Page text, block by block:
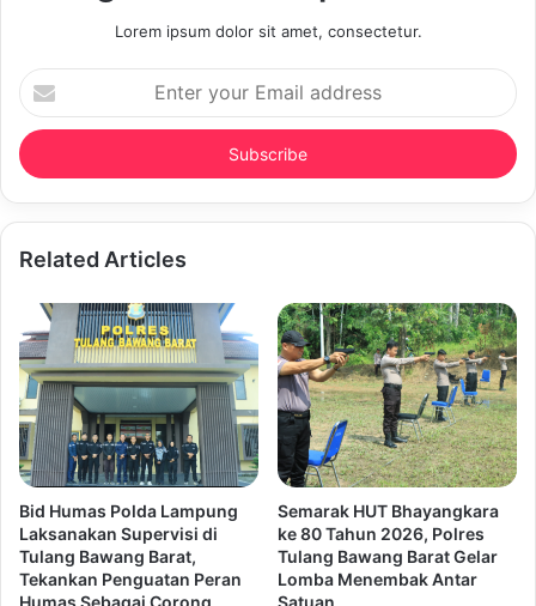
Lorem ipsum dolor sit amet, consectetur.
Enter
your
Email
address
Related Articles
Bid Humas Polda Lampung
Laksanakan Supervisi di
Tulang Bawang Barat,
Tekankan Penguatan Peran
Humas Sebagai Corong
Semarak HUT Bhayangkara
ke 80 Tahun 2026, Polres
Tulang Bawang Barat Gelar
Lomba Menembak Antar
Satuan